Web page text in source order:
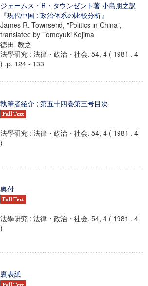
ジェームス・R・タウンゼント著 小島朋之訳
『現代中国 : 政治体系の比較分析』
James R. Townsend, "Politics in China",
translated by Tomoyuki Kojima
徳田, 教之
法學研究 : 法律・政治・社会. 54, 4 ( 1981 . 4
) ,p. 124 - 133
執筆者紹介 ; 第五十四巻第三号目次
法學研究 : 法律・政治・社会. 54, 4 ( 1981 . 4
)
奥付
法學研究 : 法律・政治・社会. 54, 4 ( 1981 . 4
)
裏表紙